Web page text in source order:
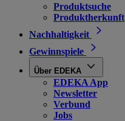
Produktsuche
Produktherkunft
Nachhaltigkeit
Gewinnspiele
Über EDEKA
EDEKA App
Newsletter
Verbund
Jobs